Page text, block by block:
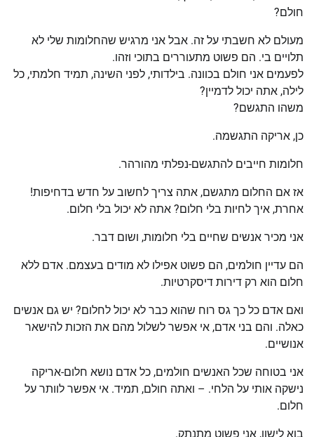
חולם?
מעולם לא חשבתי על זה. אבל אני מרגיש שהחלומות שלי לא
תלויים בי. הם פשוט מתעוררים בתוכי וזהו.
לפעמים אני חולם בכוונה. בילדותי, לפני השינה, תמיד חלמתי, כל
לילה, אתה יכול לדמיין?
משהו התגשם?
כן, אריקה התגשמה.
חלומות חייבים להתגשם-נפלתי מהורהר.
אז אם החלום מתגשם, אתה צריך לחשוב על חדש בדחיפות!
אחרת, איך לחיות בלי חלום? אתה לא יכול בלי חלום.
אני מכיר אנשים שחיים בלי חלומות, ושום דבר.
הם עדיין חולמים, הם פשוט אפילו לא מודים בעצמם. אדם ללא
חלום הוא רק דירות דיסקרטיות.
ואם אדם כל כך גס רוח שהוא כבר לא יכול לחלום? יש גם אנשים
כאלה. והם בני אדם, אי אפשר לשלול מהם את הזכות להישאר
אנושיים.
אני בטוחה שכל האנשים חולמים, כל אדם נושא חלום-אריקה
נישקה אותי על הלחי. – ואתה חולם, תמיד. אי אפשר לוותר על
חלום.
בוא לישון, אני פשוט מתנתק.